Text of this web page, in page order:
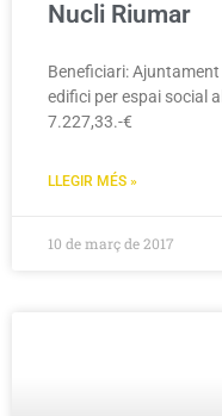
Nucli Riumar
Beneficiari:
edifici per espai social
7.227,33.-€
LLEGIR MÉS »
10 de març de 2017